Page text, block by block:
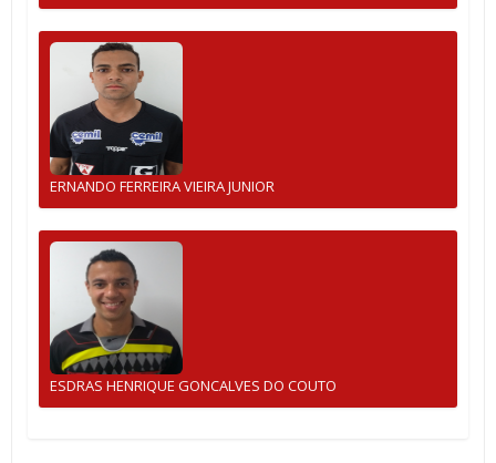
ERNANDO FERREIRA VIEIRA JUNIOR
ESDRAS HENRIQUE GONCALVES DO COUTO